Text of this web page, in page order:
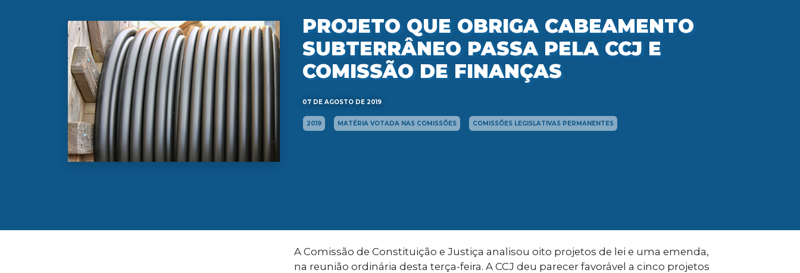
PROJETO QUE OBRIGA CABEAMENTO
SUBTERRÂNEO PASSA PELA CCJ E
COMISSÃO DE FINANÇAS
07 DE AGOSTO DE 2019
2019 MATÉRIA VOTADA NAS COMISSÕES COMISSÕES LEGISLATIVAS PERMANENTES
A Comissão de Constituição e Justiça analisou oito projetos de lei e uma emenda,
na reunião ordinária desta terça-feira. A CCJ deu parecer favorável a cinco projetos